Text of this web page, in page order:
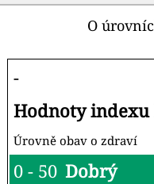
O
-
Hodnoty
Úrovně obav o zdraví
0 - 50 Dobrý